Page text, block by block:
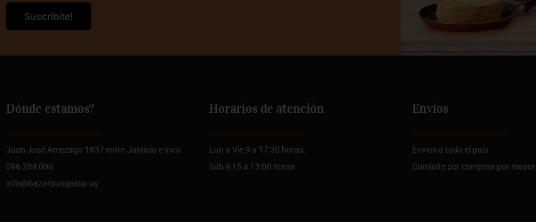
Dónde estamos?
Juan José Amezaga 1837 entre Justicia e Inca
096 284 000
info@bazarbungalow.uy
Horarios de atención
Lun a Vie 9 a 17:30 horas.
Sáb 9:15 a 13:00 horas
Envíos
Envios a todo el país
Consulte por compras por mayor